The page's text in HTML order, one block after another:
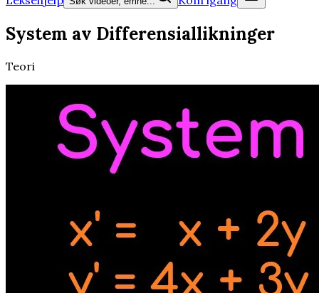
System av Differensiallikninger
Teori